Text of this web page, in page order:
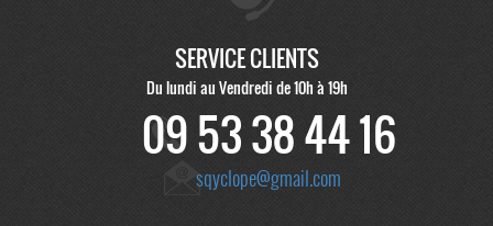
SERVICE CLIENTS
Du lundi au Vendredi de 10h à 19h
09 53 38 44 16
sqyclope@gmail.com